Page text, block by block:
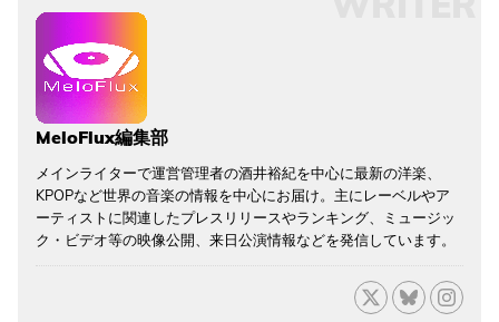
MeloFlux編集部
メインライターで運営管理者の酒井裕紀を中心に最新の洋楽、
KPOPなど世界の音楽の情報を中心にお届け。主にレーベルやア
ーティストに関連したプレスリリースやランキング、ミュージッ
ク・ビデオ等の映像公開、来日公演情報などを発信しています。